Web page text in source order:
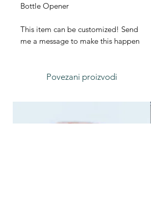
Bottle Opener
This item can be customized! Send
me a message to make this happen
Povezani proizvodi